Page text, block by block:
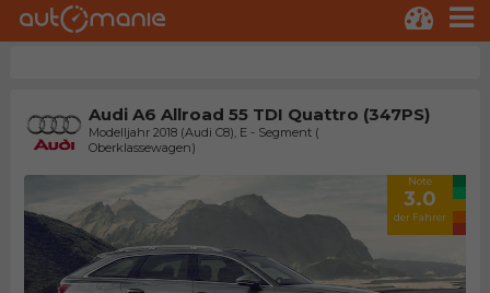
Audi A6 Allroad 55 TDI Quattro (347PS)
Modelljahr 2018 (Audi C8), E - Segment (
Oberklassewagen)
Note
3.0
der Fahrer